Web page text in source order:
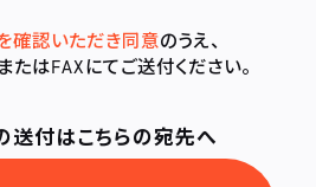
確認いただき同意のうえ、
たはFAXにてご送付ください。
送付はこちらの宛先へ